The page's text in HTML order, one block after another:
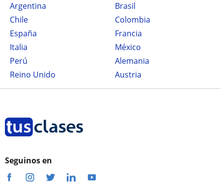
Argentina
Brasil
Chile
Colombia
España
Francia
Italia
México
Perú
Alemania
Reino Unido
Austria
Seguinos en